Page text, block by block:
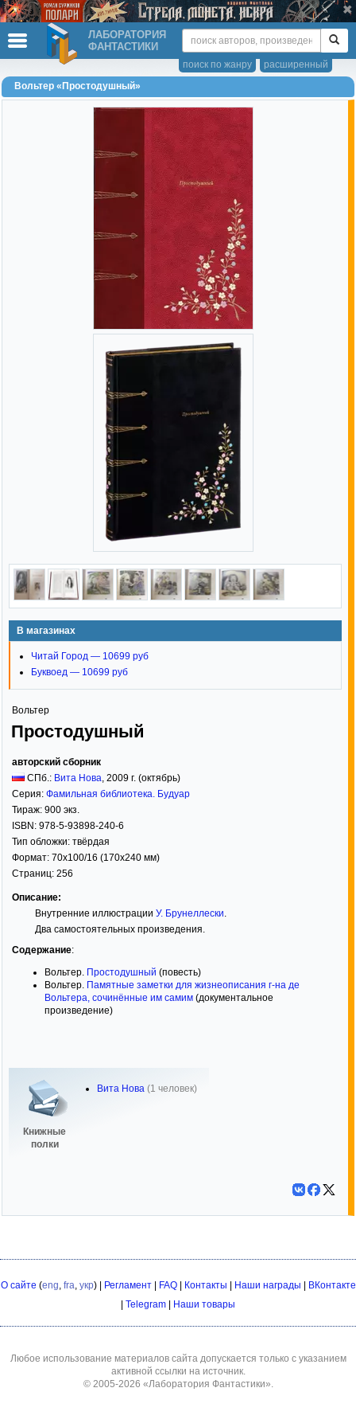
ЛАБОРАТОРИЯ
ФАНТАСТИКИ
расширенный
поиск по жанру
Вольтер «Простодушный»
В магазинах
Читай Город — 10699 руб
Буквоед — 10699 руб
Вольтер
Простодушный
авторский сборник
СПб.: Вита Нова, 2009 г. (октябрь)
Серия: Фамильная библиотека. Будуар
Тираж: 900 экз.
ISBN: 978-5-93898-240-6
Тип обложки: твёрдая
Формат: 70x100/16 (170x240 мм)
Страниц: 256
Описание:
Внутренние иллюстрации У. Брунеллески.
Два самостоятельных произведения.
Содержание:
Вольтер. Простодушный (повесть)
Вольтер. Памятные заметки для жизнеописания г-на де
Вольтера, сочинённые им самим (документальное
произведение)
Книжные
полки
Вита Нова (1 человек)
О сайте (eng, fra, укр) | Регламент| FAQ| Контакты Наши награды
ВКонтакте
Telegram Наши товары
Любое использование материалов сайта допускается только с указанием
активной ссылки на источник.
© 2005-2026 «Лаборатория Фантастики».